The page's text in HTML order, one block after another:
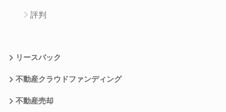
評判
リースバック
不動産クラウドファンディング
不動産売却